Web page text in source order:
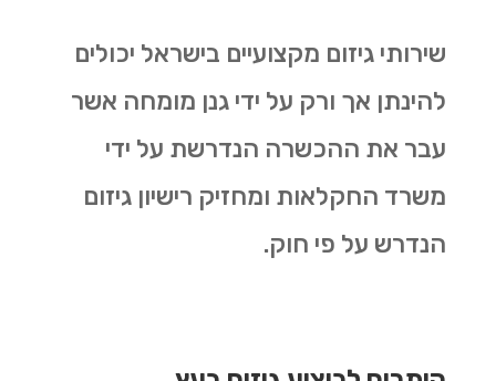
שירותי גיזום מקצועיים בישראל יכולים
להינתן אך ורק על ידי גנן מומחה אשר
עבר את ההכשרה הנדרשת על ידי
משרד החקלאות ומחזיק רישיון גיזום
הנדרש על פי חוק.